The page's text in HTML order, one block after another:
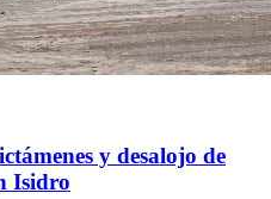
y desalojo de
Isidro